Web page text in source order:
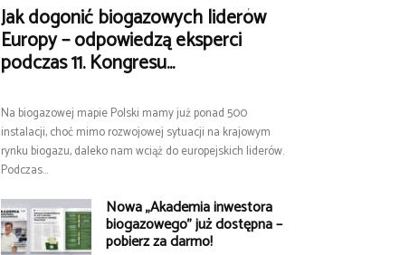
Jak dogonić biogazowych liderów
Europy – odpowiedzą eksperci
podczas 11. Kongresu...
Na biogazowej mapie Polski mamy już ponad 500
instalacji, choć mimo rozwojowej sytuacji na krajowym
rynku biogazu, daleko nam wciąż do europejskich liderów.
Podczas...
Nowa „Akademia inwestora
biogazowego” już dostępna –
pobierz za darmo!